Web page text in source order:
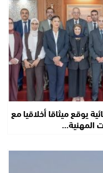
يوقع ميثاقا أخلاقيا مع
المهنية…